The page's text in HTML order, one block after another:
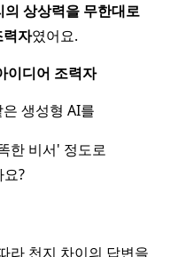
의 상상력을 무한대로
력자였어요.
이디어 조력자
생성형 AI를
한 비서' 정도로
?
라 천지 차이의 답변을